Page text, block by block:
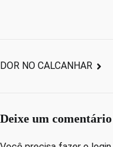
DOR NO CALCANHAR
Deixe um comentário